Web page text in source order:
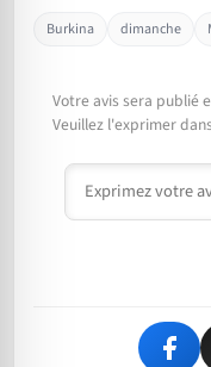
Burkina dimanche
Votre avis sera publié
Veuillez l'exprimer
Commentaire